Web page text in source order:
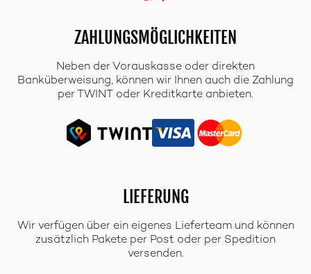
ZAHLUNGSMÖGLICHKEITEN
Neben der Vorauskasse oder direkten
Banküberweisung, können wir Ihnen auch die Zahlung
per TWINT oder Kreditkarte anbieten.
LIEFERUNG
Wir verfügen über ein eigenes Lieferteam und können
zusätzlich Pakete per Post oder per Spedition
versenden.